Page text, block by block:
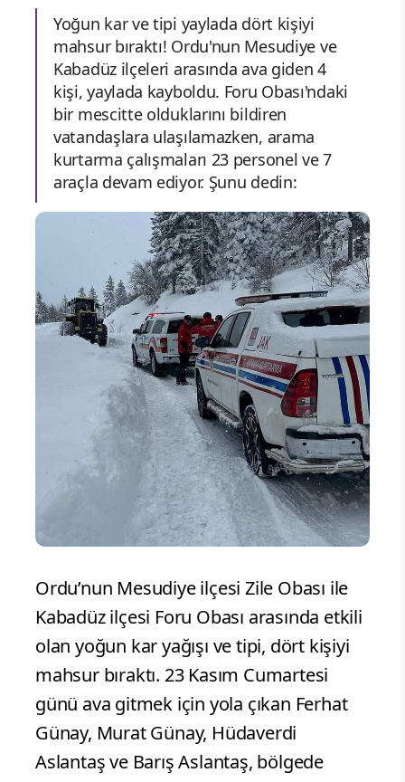
Yoğun kar ve tipi yaylada dört kişiyi
mahsur bıraktı! Ordu'nun Mesudiye ve
Kabadüz ilçeleri arasında ava giden 4
kişi, yaylada kayboldu. Foru Obası'ndaki
bir mescitte olduklarını bildiren
vatandaşlara ulaşılamazken, arama
kurtarma çalışmaları 23 personel ve 7
araçla devam ediyor. Şunu dedin:
Ordu’nun Mesudiye ilçesi Zile Obası ile
Kabadüz ilçesi Foru Obası arasında etkili
olan yoğun kar yağışı ve tipi, dört kişiyi
mahsur bıraktı. 23 Kasım Cumartesi
günü ava gitmek için yola çıkan Ferhat
Günay, Murat Günay, Hüdaverdi
Aslantaş ve Barış Aslantaş, bölgede